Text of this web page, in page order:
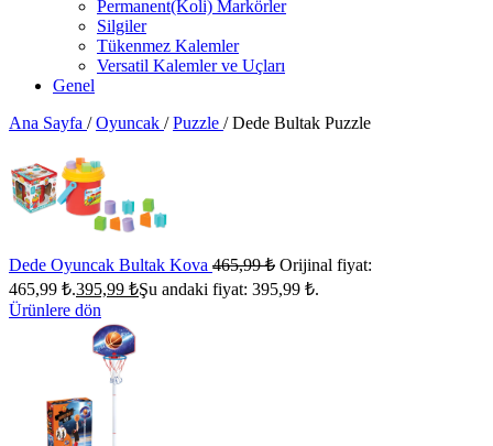
Permanent(Koli) Markörler
Silgiler
Tükenmez Kalemler
Versatil Kalemler ve Uçları
Genel
Ana Sayfa / Oyuncak / Puzzle / Dede Bultak Puzzle
Dede Oyuncak Bultak Kova 465,99₺ Orijinal fiyat:
465,99 ₺.395,99 ₺Şu andaki fiyat: 395,99 ₺.
Ürünlere dön